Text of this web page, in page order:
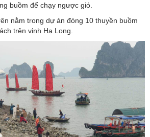
buồm để chạy ngược gió.
nằm trong dự án đóng 10 thuyền buồm
trên vịnh Hạ Long.